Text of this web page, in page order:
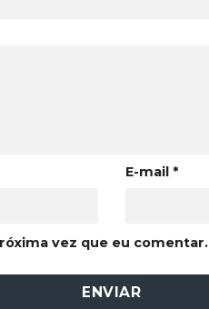
E-mail *
vez que eu comentar.